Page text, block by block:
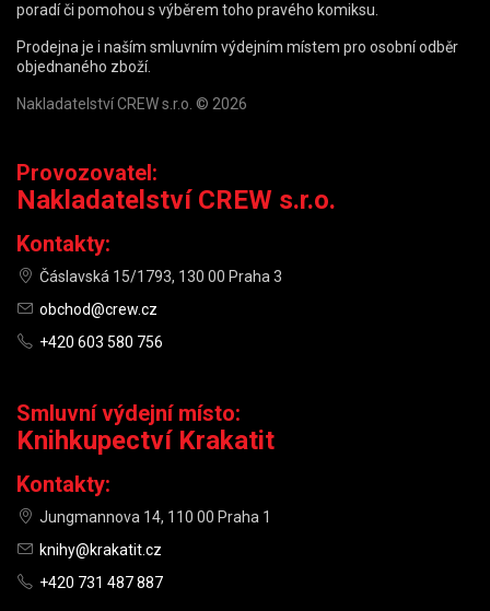
poradí či pomohou s výběrem toho pravého komiksu.
Prodejna je i naším smluvním výdejním místem pro osobní odběr
objednaného zboží.
Nakladatelství CREW s.r.o. © 2026
Provozovatel:
Nakladatelství CREW s.r.o.
Kontakty:
Čáslavská 15/1793, 130 00 Praha 3
obchod@crew.cz
+420 603 580 756
Smluvní výdejní místo:
Knihkupectví Krakatit
Kontakty:
Jungmannova 14, 110 00 Praha 1
knihy@krakatit.cz
+420 731 487 887